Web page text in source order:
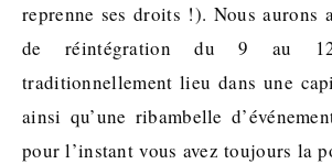
reprenne ses droits !). Nous aurons
de réintégration du 9 au
traditionnellement lieu dans une
ainsi qu’une ribambelle
pour l’instant vous avez toujours la